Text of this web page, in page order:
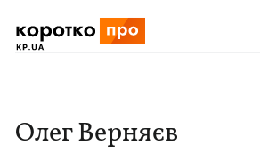
Олег Верняєв